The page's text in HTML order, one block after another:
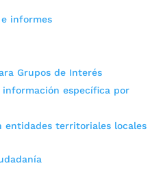
informes
Grupos de Interés
específica por
territoriales locales
niños con
2026|Noticias
por niños con cáncer de